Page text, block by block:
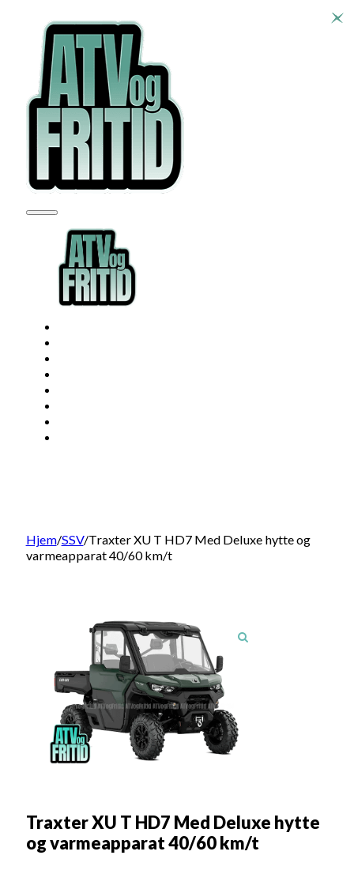
Hjem/SSV/Traxter XU T HD7 Med Deluxe hytte og
varmeapparat 40/60 km/t
Traxter XU T HD7 Med Deluxe hytte
og varmeapparat 40/60 km/t